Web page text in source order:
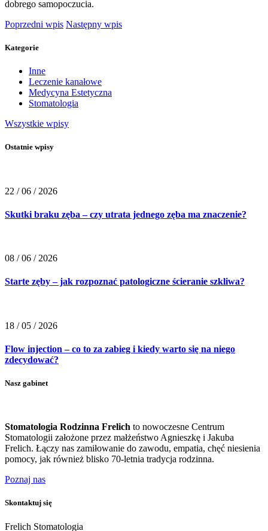
dobrego samopoczucia.
Poprzedni wpis Następny wpis
Kategorie
Inne
Leczenie kanałowe
Medycyna Estetyczna
Stomatologia
Wszystkie wpisy
Ostatnie wpisy
22 / 06 / 2026
Skutki braku zęba – czy utrata jednego zęba ma znaczenie?
08 / 06 / 2026
Starte zęby – jak rozpoznać patologiczne ścieranie szkliwa?
18 / 05 / 2026
Flow injection – co to za zabieg i kiedy warto się na niego
zdecydować?
Nasz gabinet
Stomatologia Rodzinna Frelich to nowoczesne Centrum
Stomatologii założone przez małżeństwo Agnieszkę i Jakuba
Frelich. Łączy nas zamiłowanie do zawodu, empatia, chęć niesienia
pomocy, jak również blisko 70-letnia tradycja rodzinna.
Poznaj nas
Skontaktuj się
Frelich Stomatologia